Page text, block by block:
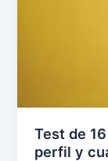
Test de
perfil y